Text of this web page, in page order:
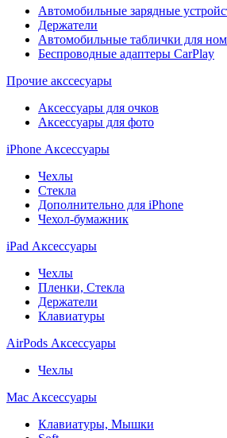
Автомобильные зарядные
Держатели
Автомобильные таблички для
Беспроводные адаптеры CarPlay
Прочие акссесуары
Аксессуары для очков
Аксессуары для фото
iPhone Аксессуары
Чехлы
Стекла
Дополнительно для iPhone
Чехол-бумажник
iPad Аксессуары
Чехлы
Пленки, Стекла
Держатели
Клавиатуры
AirPods Аксессуары
Чехлы
Mac Аксессуары
Клавиатуры, Мышки